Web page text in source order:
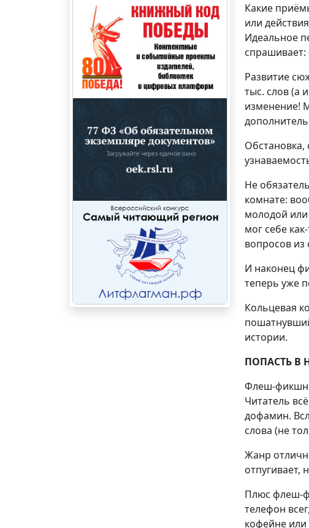
Какие
или
Идеальное
спрашивает:
Развитие
тыс. слов (а
изменение!
Не
комнате:
молодой
мог себе
вопросов из
И наконец
теперь уже
Кольцевая
истории.
ПОПАСТЬ В
Флеш-фикшн
Читатель
дофамин.
слова (не
Жанр
отпугивает,
Плюс флеш-
телефон
кофейне или